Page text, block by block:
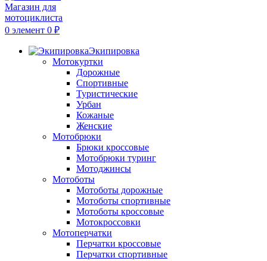
0 элемент 0 ₽
Экипировка
Мотокуртки
Дорожные
Спортивные
Туристические
Урбан
Кожаные
Женские
Мотобрюки
Брюки кроссовые
Мотобрюки туринг
Мотоджинсы
Мотоботы
Мотоботы дорожные
Мотоботы спортивные
Мотоботы кроссовые
Мотокроссовки
Мотоперчатки
Перчатки кроссовые
Перчатки спортивные